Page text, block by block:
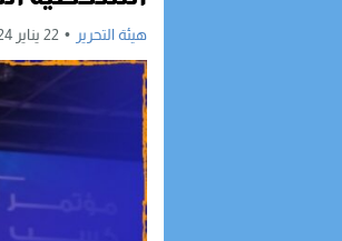
هيئة التحرير 22 يناير 2024